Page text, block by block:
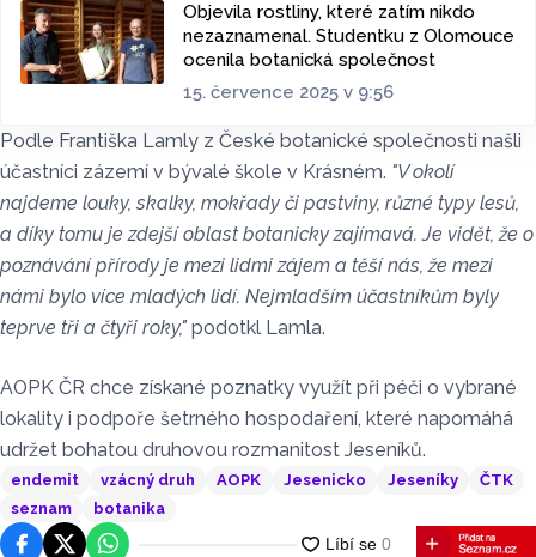
Objevila rostliny, které zatím nikdo
nezaznamenal. Studentku z Olomouce
ocenila botanická společnost
15. července 2025 v 9:56
Podle Františka Lamly z České botanické společnosti našli
účastníci zázemí v bývalé škole v Krásném. "V okolí
najdeme louky, skalky, mokřady či pastviny, různé typy lesů,
a díky tomu je zdejší oblast botanicky zajímavá. Je vidět, že o
poznávání přírody je mezi lidmi zájem a těší nás, že mezi
námi bylo více mladých lidí. Nejmladším účastníkům byly
teprve tři a čtyři roky," podotkl Lamla.
AOPK ČR chce získané poznatky využít při péči o vybrané
lokality i podpoře šetrného hospodaření, které napomáhá
udržet bohatou druhovou rozmanitost Jeseníků.
endemit vzácný druh AOPK Jesenicko Jeseníky
ČTK
seznam
botanika
FacebookPlatforma X
WhatsApp